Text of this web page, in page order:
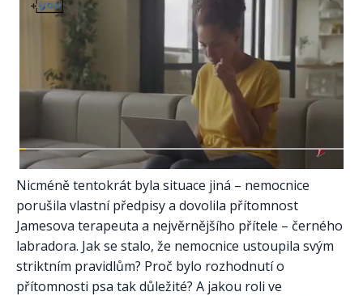
Nicméně tentokrát byla situace jiná – nemocnice
porušila vlastní předpisy a dovolila přítomnost
Jamesova terapeuta a nejvěrnějšího přítele – černého
labradora. Jak se stalo, že nemocnice ustoupila svým
striktním pravidlům? Proč bylo rozhodnutí o
přítomnosti psa tak důležité? A jakou roli ve